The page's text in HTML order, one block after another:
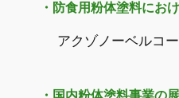
・防食用粉体塗料にお
アクゾノーベルコ
・国内粉体塗料事業の